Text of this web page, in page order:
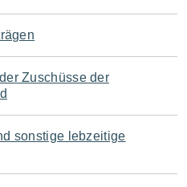
Zuschüsse der
sonstige lebzeitige